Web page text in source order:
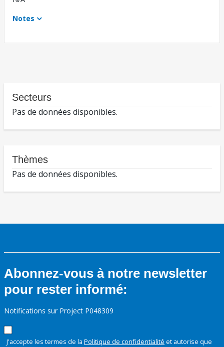
Notes
Secteurs
Pas de données disponibles.
Thèmes
Pas de données disponibles.
Abonnez-vous à notre newsletter
pour rester informé:
Notifications sur Project P048309
J'accepte les termes de la Politique de confidentialité et autorise que